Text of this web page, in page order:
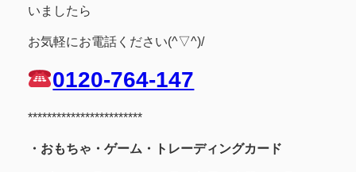
いましたら
お気軽にお電話ください(^▽^)/
0120-764-147
************************
・おもちゃ・ゲーム・トレーディングカード